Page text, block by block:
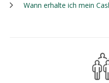
Wann erhalte ich mein